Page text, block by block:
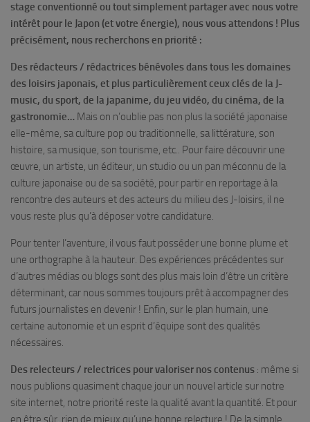
stage conventionné ou tout simplement partager avec nous votre
intérêt pour le Japon (et votre énergie), nous vous attendons ! Plus
précisément, nous recherchons en priorité :
Des rédacteurs / rédactrices bénévoles dans tous les domaines
des loisirs japonais, et plus particulièrement ceux clés de la J-
music, du sport, de la japanime, du jeu vidéo, du cinéma, de la
gastronomie… Mais on n’oublie pas non plus la société japonaise
elle-même, sa culture pop ou traditionnelle, sa littérature, son
histoire, sa musique, son tourisme, etc.. Pour faire découvrir une
œuvre, un artiste, un éditeur, un studio ou un pan méconnu de la
culture japonaise ou de sa société, pour partir en reportage à la
rencontre des auteurs et des acteurs du milieu des J-loisirs, il ne
vous reste plus qu’à déposer votre candidature.
Pour tenter l’aventure, il vous faut posséder une bonne plume et
une orthographe à la hauteur. Des expériences précédentes sur
d’autres médias ou blogs sont des plus mais loin d’être un critère
déterminant, car nous sommes toujours prêt à accompagner des
futurs journalistes en devenir ! Enfin, sur le plan humain, une
certaine autonomie et un esprit d’équipe sont des qualités
nécessaires.
Des relecteurs / relectrices pour valoriser nos contenus : même si
nous publions quasiment chaque jour un nouvel article sur notre
site internet, notre priorité reste la qualité avant la quantité. Et pour
en être sûr, rien de mieux qu’une bonne relecture ! De la simple